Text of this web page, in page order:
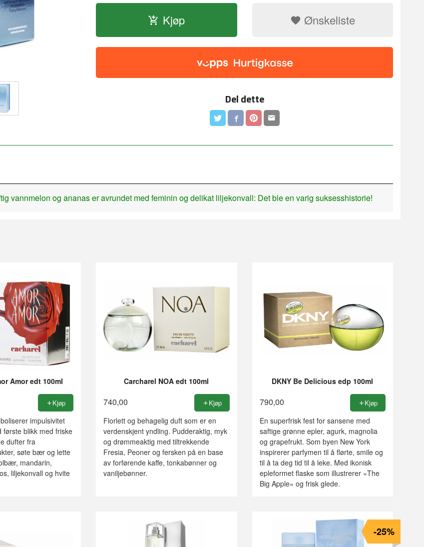
Kjøp Ønskeliste
Del dette
vannmelon og ananas er avrundet med feminin og delikat liljekonvall: Det ble en varig suksesshistorie!
Amor edt 100ml
Kjøp
impulsivitet
blikk med friske
dufter fra
søte bær og lette
mandarin,
liljekonvall og hvite
Carcharel NOA edt 100ml
740,00 Kjøp
Florlett og behagelig duft som er en
verdenskjent yndling. Pudderaktig, myk
og drømmeaktig med tiltrekkende
Fresia, Peoner og fersken på en base
av forførende kaffe, tonkabønner og
vaniljebønner.
DKNY Be Delicious edp 100ml
790,00 Kjøp
En superfrisk fest for sansene med
saftige grønne epler, agurk, magnolia
og grapefrukt. Som byen New York
inspirerer parfymen til å flørte, smile og
til å ta deg tid til å leke. Med ikonisk
epleformet flaske som illustrerer «The
Big Apple» og frisk glede.
-25%